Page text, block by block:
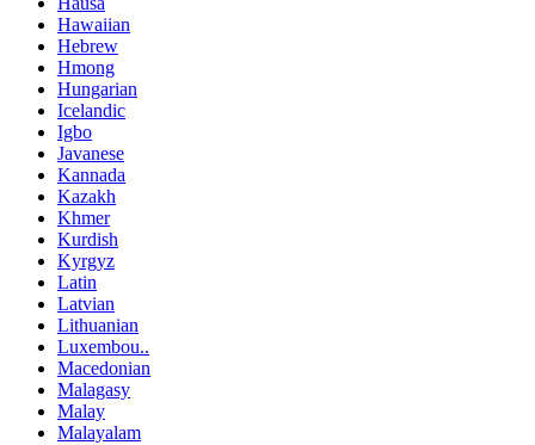
Hawaiian
Hebrew
Hmong
Hungarian
Icelandic
Igbo
Javanese
Kannada
Kazakh
Khmer
Kurdish
Kyrgyz
Latin
Latvian
Lithuanian
Luxembou..
Macedonian
Malagasy
Malay
Malayalam